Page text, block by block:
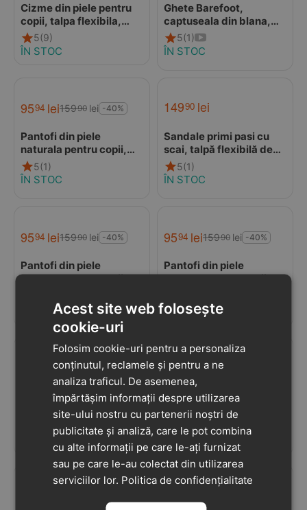
Cizme din piele pentru
copii, talpa flexibila,
imblanite, negru
5(9)
ÎN STOC
Ghete Barefoot,
captuseala din blana,
talpa felxibila,
bleumarin
5(1)
ÎN STOC
9594 lei15990 lei -40%
Pantofi din piele
naturala pentru copii,
talpa cauciuc, scai,
Bubu, gri
5(1)
ÎN STOC
14990 lei
Sandale primi pasi cu
scai, talpă flexibilă de
cauciuc, perforatii mici,
roz
5(1)
ÎN STOC
9594 lei15990 lei -40%
Pantofi din piele
naturala pentru copii,
Bubu, albastru
ÎN STOC
9594 lei15990 lei -40%
Pantofi din piele
naturala pentru copii,
Bubu, bleumarin rosu
ÎN STOC
lei15990 lei -40%
Pantofi din piele
naturala pentru copii,
talpa cauciuc, scai,
Bubu, crem, bej
ÎN STOC
11193 lei 159
Pantofi din piele
naturala pentru copii,
talpa cauciuc, scai,
Bubu, albastru maya
ÎN STOC
Acest site web folosește
cookie-uri
Folosim cookie-uri pentru a personaliza
conținutul, reclamele și pentru a ne
analiza traficul. De asemenea,
împărtășim informații despre utilizarea
site-ului nostru cu partenerii noștri de
publicitate și analiză, care le pot combina
cu alte informații pe care le-ați furnizat
sau pe care le-au colectat din utilizarea
serviciilor lor. Politica de confidențialitate